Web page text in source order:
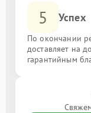
5 Успех
По окончании
доставляет на
гарантийным